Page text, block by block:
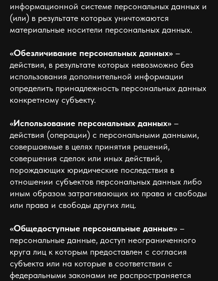
информационной системе персональных данных и
(или) в результате которых уничтожаются
материальные носители персональных данных.
«Обезличивание персональных данных» –
действия, в результате которых невозможно без
использования дополнительной информации
определить принадлежность персональных данных
конкретному субъекту.
«Использование персональных данных» –
действия (операции) с персональными данными,
совершаемые в целях принятия решений,
совершения сделок или иных действий,
порождающих юридические последствия в
отношении субъектов персональных данных либо
иным образом затрагивающих их права и свободы
или права и свободы других лиц.
«Общедоступные персональные данные» –
персональные данные, доступ неограниченного
круга лиц к которым предоставлен с согласия
субъекта или на которые в соответствии с
федеральными законами не распространяется